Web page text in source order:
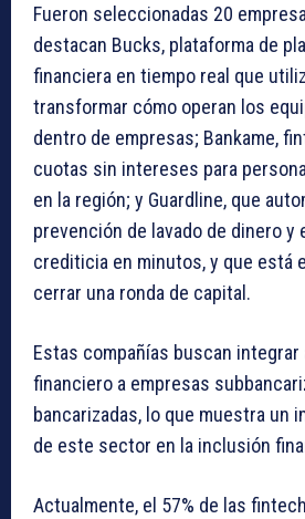
Fueron seleccionadas 20
destacan Bucks, plataforma de
financiera en tiempo real que
transformar cómo operan los
dentro de empresas; Bankame,
cuotas sin intereses para
en la región; y Guardline, que
prevención de lavado de dinero y
crediticia en minutos, y que está
cerrar una ronda de capital.
Estas compañías buscan
financiero a empresas
bancarizadas, lo que muestra un
de este sector en la inclusión
Actualmente, el 57% de las fintech